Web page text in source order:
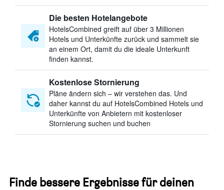
Die besten Hotelangebote
HotelsCombined greift auf über 3 Millionen
Hotels und Unterkünfte zurück und sammelt sie
an einem Ort, damit du die ideale Unterkunft
finden kannst.
Kostenlose Stornierung
Pläne ändern sich – wir verstehen das. Und
daher kannst du auf HotelsCombined Hotels und
Unterkünfte von Anbietern mit kostenloser
Stornierung suchen und buchen
Finde bessere Ergebnisse für deinen